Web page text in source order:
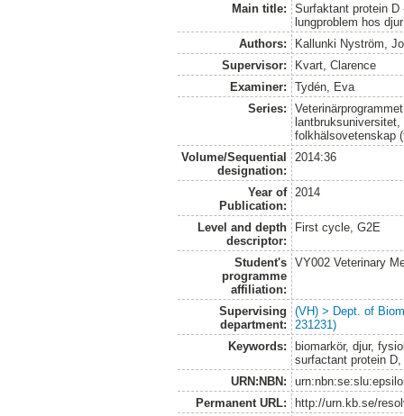
Main title:
Surfaktant protein
lungproblem hos djur
Authors:
Kallunki Nyström,
Supervisor:
Kvart, Clarence
Examiner:
Tydén, Eva
Series:
folkhälsovetenskap
Volume/Sequential
designation:
2014:36
Year of
Publication:
2014
Level and depth
descriptor:
First cycle, G2E
Student's
programme
affiliation:
VY002 Veterinary
Supervising
department:
(VH) > Dept. of
231231)
Keywords:
biomarkör, djur,
surfactant protein
URN:NBN:
Permanent URL:
http://urn.kb.se/